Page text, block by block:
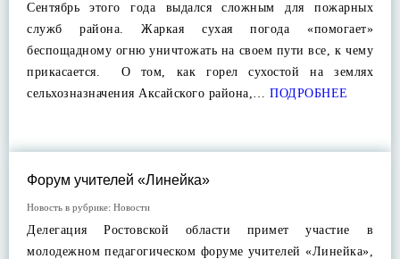
Сентябрь этого года выдался сложным для пожарных
служб района. Жаркая сухая погода «помогает»
беспощадному огню уничтожать на своем пути все, к чему
прикасается. О том, как горел сухостой на землях
сельхозназначения Аксайского района,… ПОДРОБНЕЕ
Форум учителей «Линейка»
Новость в рубрике: Новости
Делегация Ростовской области примет участие в
молодежном педагогическом форуме учителей «Линейка»,